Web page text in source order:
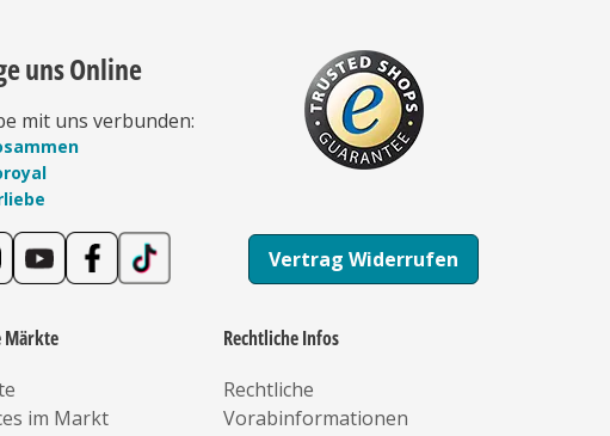
uns Online
mit uns verbunden:
Vertrag Widerrufen
Märkte
im Markt
Rechtliche Infos
Rechtliche
Vorabinformationen